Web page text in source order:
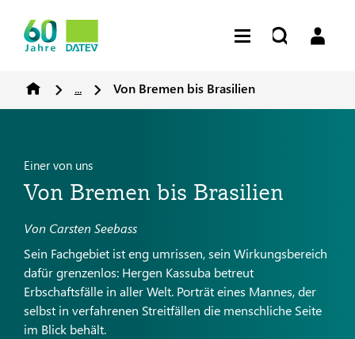
... Von Bremen bis Brasilien
Einer von uns
Von Bremen bis Brasilien
Von Carsten Seebass
Sein Fachgebiet ist eng umrissen, sein Wirkungsbereich
dafür grenzenlos: Hergen Kassuba betreut
Erbschaftsfälle in aller Welt. Porträt eines Mannes, der
selbst in verfahrenen Streitfällen die menschliche Seite
im Blick behält.